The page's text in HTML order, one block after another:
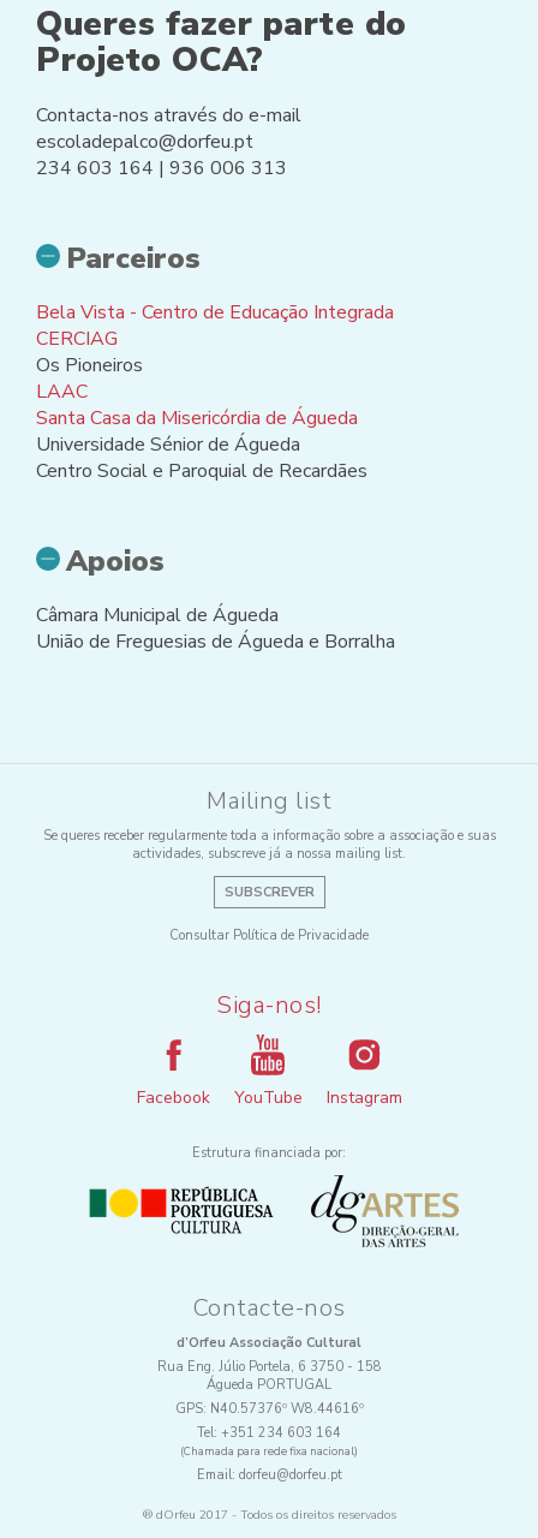
Queres fazer parte do
Projeto OCA?
Contacta-nos através do e-mail
escoladepalco@dorfeu.pt
234 603 164 | 936 006 313
Parceiros
Bela Vista - Centro de Educação Integrada
CERCIAG
Os Pioneiros
LAAC
Santa Casa da Misericórdia de Águeda
Universidade Sénior de Águeda
Centro Social e Paroquial de Recardães
Apoios
Câmara Municipal de Águeda
União de Freguesias de Águeda e Borralha
Mailing list
Se queres receber regularmente toda a informação sobre a associação e suas
actividades, subscreve já a nossa mailing list.
SUBSCREVER
Consultar Política de Privacidade
Siga-nos!
Facebook YouTube Instagram
Estrutura financiada por:
Contacte-nos
d’Orfeu Associação Cultural
Rua Eng. Júlio Portela, 6 3750 - 158
Águeda PORTUGAL
GPS: N40.57376º W8.44616º
Tel: +351 234 603 164
(Chamada para rede fixa nacional)
Email: dorfeu@dorfeu.pt
® dOrfeu 2017 - Todos os direitos reservados